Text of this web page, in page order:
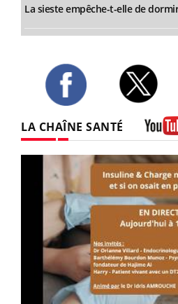
La sieste empêche-t-elle de
LA CHAÎNE SANTÉ